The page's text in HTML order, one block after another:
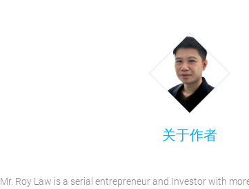
关于作者
Mr. Roy Law is a serial entrepreneur and Investor with